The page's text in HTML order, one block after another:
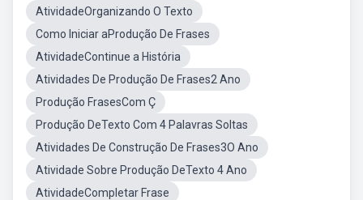
AtividadeOrganizando O Texto
Como Iniciar aProdução De Frases
AtividadeContinue a História
Atividades De Produção De Frases2 Ano
Produção FrasesCom Ç
Produção DeTexto Com 4 Palavras Soltas
Atividades De Construção De Frases3O Ano
Atividade Sobre Produção DeTexto 4 Ano
AtividadeCompletar Frase